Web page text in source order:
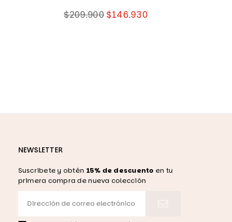
Precio
$209.900 $146.930
NEWSLETTER
Suscribete y obtén 15% de descuento en tu
primera compra de nueva colección